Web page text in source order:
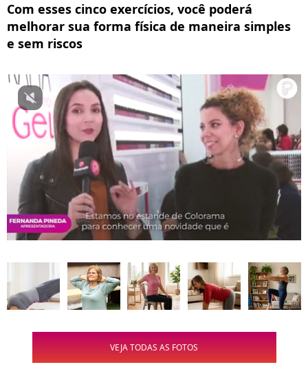
Com esses cinco exercícios, você poderá
melhorar sua forma física de maneira simples
e sem riscos
VEJA TODAS AS FOTOS